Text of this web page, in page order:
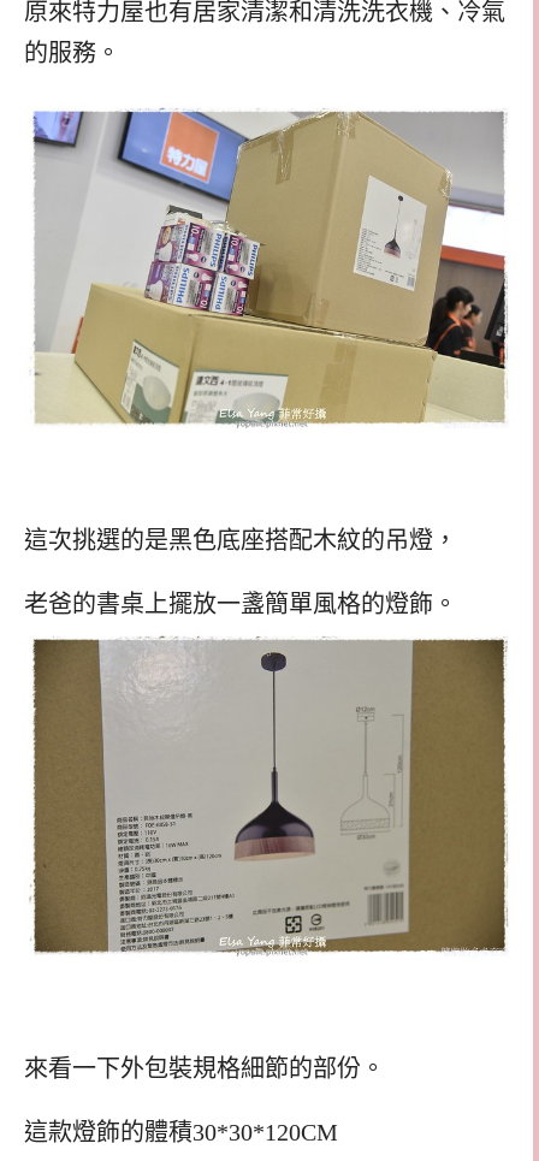
原來特力屋也有居家清潔和清洗洗衣機、冷氣
的服務。
這次挑選的是黑色底座搭配木紋的吊燈，
老爸的書桌上擺放一盞簡單風格的燈飾。
來看一下外包裝規格細節的部份。
這款燈飾的體積30*30*120CM